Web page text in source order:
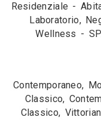
Residenziale -
Laboratorio,
Wellness -
Contemporaneo,
Classico,
Classico,